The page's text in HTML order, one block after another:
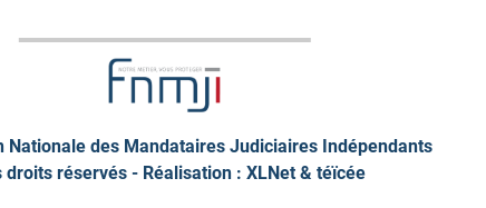
Nationale des Mandataires Judiciaires Indépendants
droits réservés - Réalisation : XLNet & téïcée